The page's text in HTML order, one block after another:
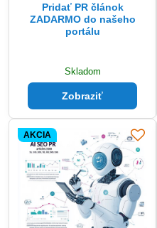
Pridať PR článok
ZADARMO do našeho
portálu
Skladom
Zobraziť
AKCIA